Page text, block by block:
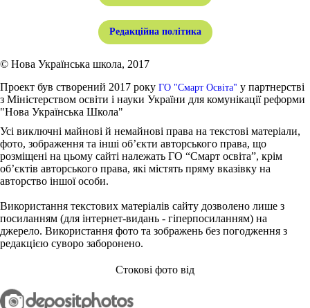
Редакційна політика
© Нова Українська школа, 2017
Проект був створений 2017 року ГО "Смарт Освіта" у партнерстві
з Міністерством освіти і науки України для комунікації реформи
"Нова Українська Школа"
Усі виключні майнові й немайнові права на текстові матеріали,
фото, зображення та інші об’єкти авторського права, що
розміщені на цьому сайті належать ГО “Смарт освіта”, крім
об’єктів авторського права, які містять пряму вказівку на
авторство іншої особи.
Використання текстових матеріалів сайту дозволено лише з
посиланням (для інтернет-видань - гіперпосиланням) на
джерело. Використання фото та зображень без погодження з
редакцією суворо заборонено.
Стокові фото від